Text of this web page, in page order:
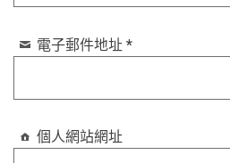
電子郵件地址 *
個人網站網址